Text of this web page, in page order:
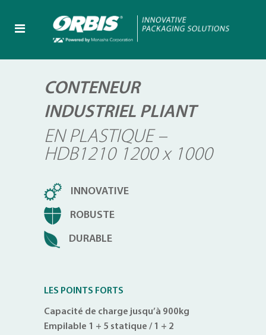
CONTENEUR
INDUSTRIEL PLIANT
EN PLASTIQUE –
HDB1210 1200 x 1000
INNOVATIVE
ROBUSTE
DURABLE
LES POINTS FORTS
Capacité de charge jusqu’à 900kg
Empilable 1 + 5 statique / 1 + 2